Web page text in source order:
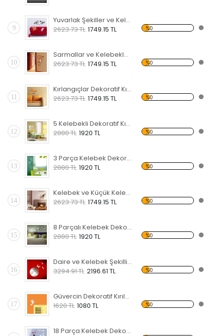
9
Yuvarlak Şekiller ve Kelebekler Dekoratif Kırılmaz Ayna
2623.73 TL 1749.15 TL %0
10
Sarmallar ve Kelebekler Şekilli Dekoratif Kırılmaz Ayna
2623.73 TL 1749.15 TL %0
11
Kırlangıçlar Dekoratif Kırılmaz Ayna
2623.73 TL 1749.15 TL %0
12
5 Kelebekli Dekoratif Kırılmaz Ayna
2880 TL 1920 TL %0
13
3 Parça Kelebek Dekoratif Kırılmaz Ayna
2880 TL 1920 TL %0
14
Kelebek ve Küçük Kelebekler Dekoratif Kırılmaz Ayna
2623.73 TL 1749.15 TL %0
15
8 Parçalı Kelebek Dekoratif Kırılmaz Ayna
2880 TL 1920 TL %0
16
Daire ve Kelebek Şekilli Dekoratif Kırılmaz Ayna
3294.91 TL 2196.61 TL %0
17
Güvercin Dekoratif Kırılmaz Ayna
1620 TL 1080 TL %0
18 Parça Kelebek Dekoratif Kırılmaz Ayna